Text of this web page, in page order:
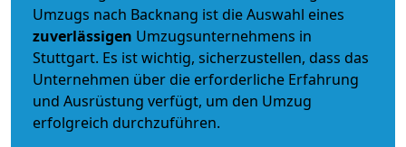
Umzugs nach Backnang ist die Auswahl eines
zuverlässigen Umzugsunternehmens in
Stuttgart. Es ist wichtig, sicherzustellen, dass das
Unternehmen über die erforderliche Erfahrung
und Ausrüstung verfügt, um den Umzug
erfolgreich durchzuführen.